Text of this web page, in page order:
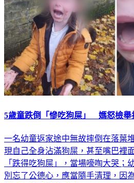
5歲童跌倒「慘吃狗屎」 媽怒檢舉
一名幼童返家途中無故摔倒在落葉
現自己全身沾滿狗屎，甚至嘴巴裡
「跌得吃狗屎」，當場嚎啕大哭；
別忘了公德心，應當隨手清理，因